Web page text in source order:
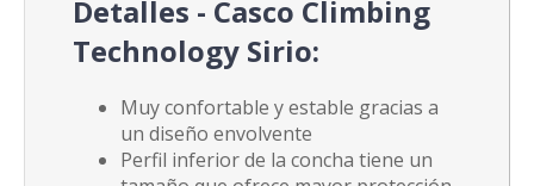
Detalles - Casco Climbing
Technology Sirio:
Muy confortable y estable gracias a
un diseño envolvente
Perfil inferior de la concha tiene un